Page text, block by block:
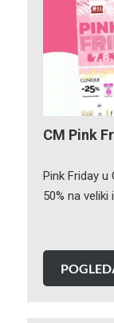
CM Pink
Pink Friday
50% na veliki